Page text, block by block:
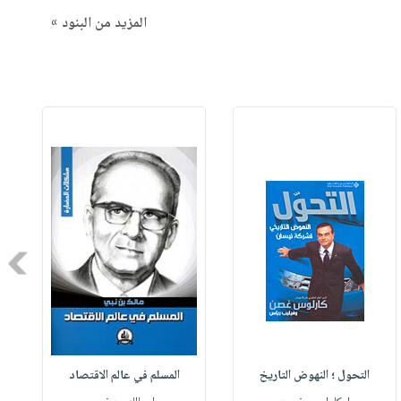
المزيد من البنود »
التحول ؛ النهوض التاريخ
المسلم في عالم الاقتصاد